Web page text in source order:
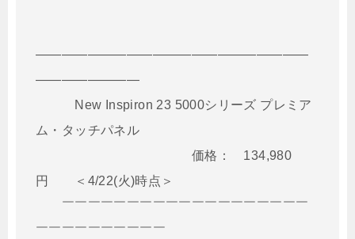
—————————————————————
————————
New Inspiron 23 5000シリーズ プレミア
ム・タッチパネル
価格： 134,980
円 ＜4/22(火)時点＞
￣￣￣￣￣￣￣￣￣￣￣￣￣￣￣￣￣￣￣
￣￣￣￣￣￣￣￣￣￣